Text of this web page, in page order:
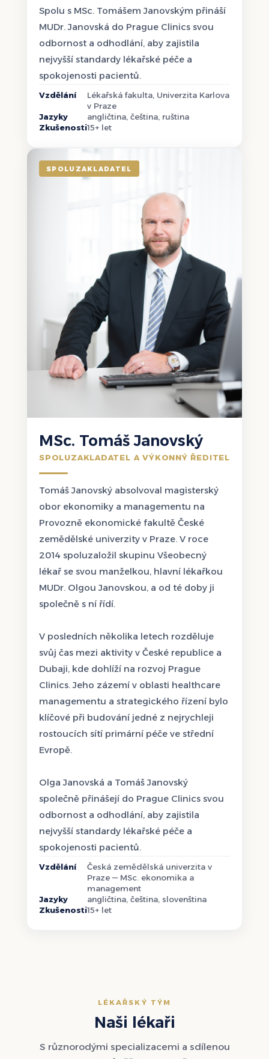
Spolu s MSc. Tomášem Janovským přináší
MUDr. Janovská do Prague Clinics svou
odbornost a odhodlání, aby zajistila
nejvyšší standardy lékařské péče a
spokojenosti pacientů.
Vzdělání
Lékařská fakulta, Univerzita Karlova
v Praze
Jazyky
angličtina, čeština, ruština
Zkušenosti15+ let
SPOLUZAKLADATEL
MSc. Tomáš Janovský
SPOLUZAKLADATEL A VÝKONNÝ ŘEDITEL
Tomáš Janovský absolvoval magisterský
obor ekonomiky a managementu na
Provozně ekonomické fakultě České
zemědělské univerzity v Praze. V roce
2014 spoluzaložil skupinu Všeobecný
lékař se svou manželkou, hlavní lékařkou
MUDr. Olgou Janovskou, a od té doby ji
společně s ní řídí.
V posledních několika letech rozděluje
svůj čas mezi aktivity v České republice a
Dubaji, kde dohlíží na rozvoj Prague
Clinics. Jeho zázemí v oblasti healthcare
managementu a strategického řízení bylo
klíčové při budování jedné z nejrychleji
rostoucích sítí primární péče ve střední
Evropě.
Olga Janovská a Tomáš Janovský
společně přinášejí do Prague Clinics svou
odbornost a odhodlání, aby zajistila
nejvyšší standardy lékařské péče a
spokojenosti pacientů.
Vzdělání
Česká zemědělská univerzita v
Praze — MSc. ekonomika a
management
Jazyky
angličtina, čeština, slovenština
Zkušenosti15+ let
LÉKAŘSKÝ TÝM
Naši lékaři
S různorodými specializacemi a sdílenou